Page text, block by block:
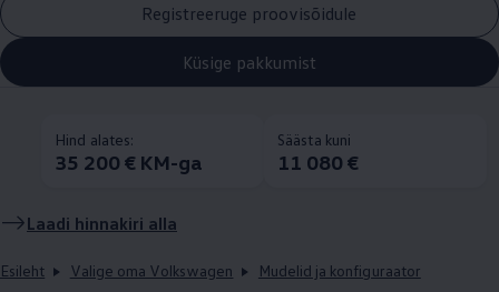
Registreeruge proovisõidule
Küsige pakkumist
Hind alates:
35 200 € KM-ga
Säästa kuni
11 080 €
Laadi hinnakiri alla
Esileht Valige oma Volkswagen Mudelid ja konfiguraator